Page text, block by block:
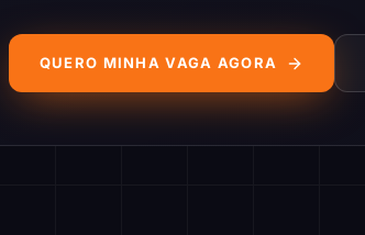
QUERO MINHA VAGA AGORA